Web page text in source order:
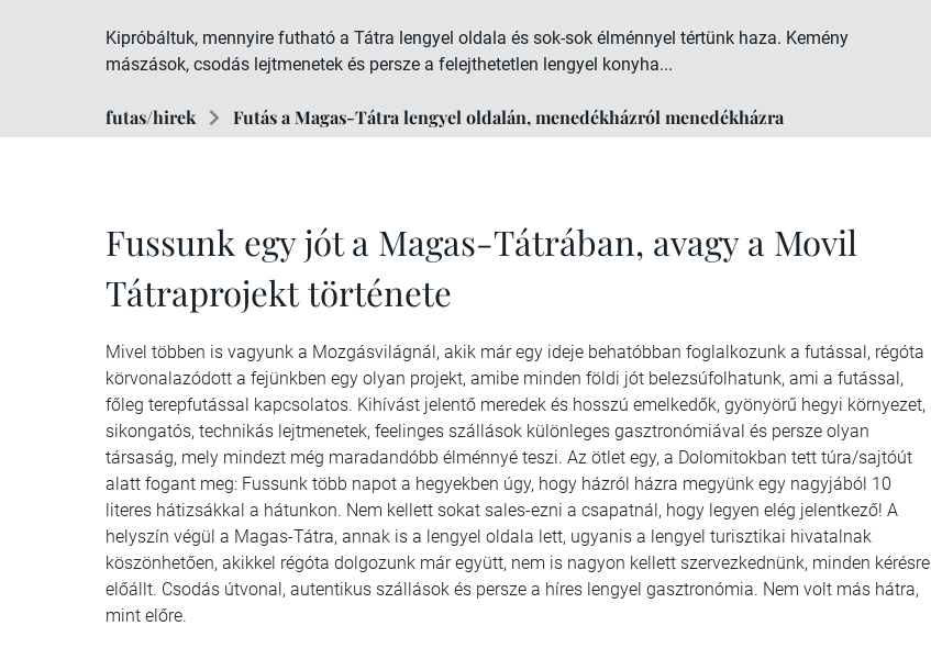
Kipróbáltuk, mennyire futható a Tátra lengyel oldala és sok-sok élménnyel tértünk haza. Kemény
mászások, csodás lejtmenetek és persze a felejthetetlen lengyel konyha...
futas/hirek Futás a Magas-Tátra lengyel oldalán, menedékházról menedékházra
Fussunk egy jót a Magas-Tátrában, avagy a Movil
Tátraprojekt története
Mivel többen is vagyunk a Mozgásvilágnál, akik már egy ideje behatóbban foglalkozunk a futással, régóta
körvonalazódott a fejünkben egy olyan projekt, amibe minden földi jót belezsúfolhatunk, ami a futással,
főleg terepfutással kapcsolatos. Kihívást jelentő meredek és hosszú emelkedők, gyönyörű hegyi környezet,
sikongatós, technikás lejtmenetek, feelinges szállások különleges gasztronómiával és persze olyan
társaság, mely mindezt még maradandóbb élménnyé teszi. Az ötlet egy, a Dolomitokban tett túra/sajtóút
alatt fogant meg: Fussunk több napot a hegyekben úgy, hogy házról házra megyünk egy nagyjából 10
literes hátizsákkal a hátunkon. Nem kellett sokat sales-ezni a csapatnál, hogy legyen elég jelentkező! A
helyszín végül a Magas-Tátra, annak is a lengyel oldala lett, ugyanis a lengyel turisztikai hivatalnak
köszönhetően, akikkel régóta dolgozunk már együtt, nem is nagyon kellett szervezkednünk, minden kérésre
előállt. Csodás útvonal, autentikus szállások és persze a híres lengyel gasztronómia. Nem volt más hátra,
mint előre.